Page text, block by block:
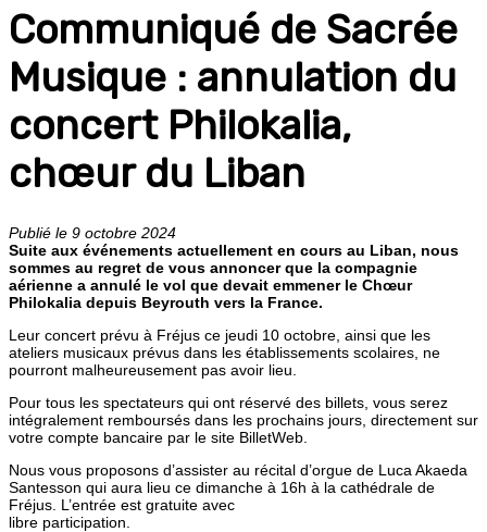
Communiqué de Sacrée
Musique : annulation du
concert Philokalia,
chœur du Liban
Publié le 9 octobre 2024
Suite aux événements actuellement en cours au Liban, nous
sommes au regret de vous annoncer que la compagnie
aérienne a annulé le vol que devait emmener le Chœur
Philokalia depuis Beyrouth vers la France.
Leur concert prévu à Fréjus ce jeudi 10 octobre, ainsi que les
ateliers musicaux prévus dans les établissements scolaires, ne
pourront malheureusement pas avoir lieu.
Pour tous les spectateurs qui ont réservé des billets, vous serez
intégralement remboursés dans les prochains jours, directement sur
votre compte bancaire par le site BilletWeb.
Nous vous proposons d’assister au récital d’orgue de Luca Akaeda
Santesson qui aura lieu ce dimanche à 16h à la cathédrale de
Fréjus. L’entrée est gratuite avec
libre participation.